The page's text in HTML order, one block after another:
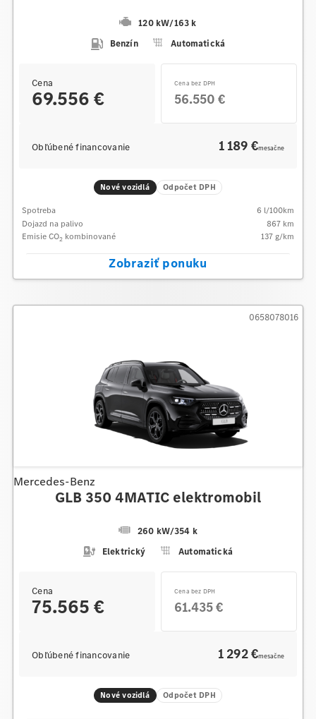
120 kW/163 k
Benzín
Automatická
Cena
69.556 €
Cena bez DPH
56.550 €
Obľúbené financovanie 1 189 €mesačne
Nové vozidlá Odpočet DPH
Spotreba 6 l/100km
Dojazd na palivo
867 km
Emisie CO2 kombinované 137 g/km
Zobraziť ponuku
Mercedes-Benz
GLB 350 4MATIC elektromobil
260 kW/354 k
Elektrický
Automatická
0658078016
Cena
75.565 €
Cena bez DPH
61.435 €
Obľúbené financovanie 1 292 €mesačne
Nové vozidlá Odpočet DPH